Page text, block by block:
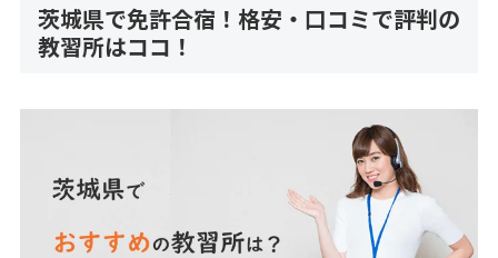
茨城県で免許合宿！格安・口コミで評判の
教習所はココ！